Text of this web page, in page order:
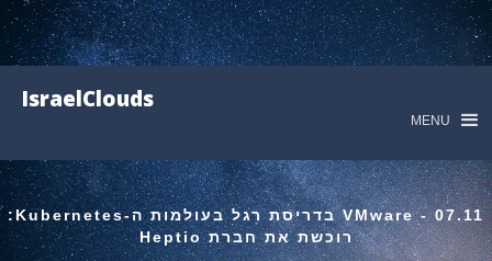
IsraelClouds
MENU
07.11 - VMware בדריסת רגל בעולמות ה-Kubernetes:
רוכשת את חברת Heptio